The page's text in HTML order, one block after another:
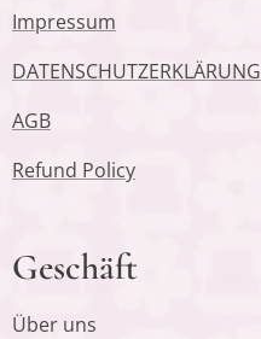
Impressum
DATENSCHUTZERKLÄRUNG
AGB
Refund Policy
Geschäft
Über uns